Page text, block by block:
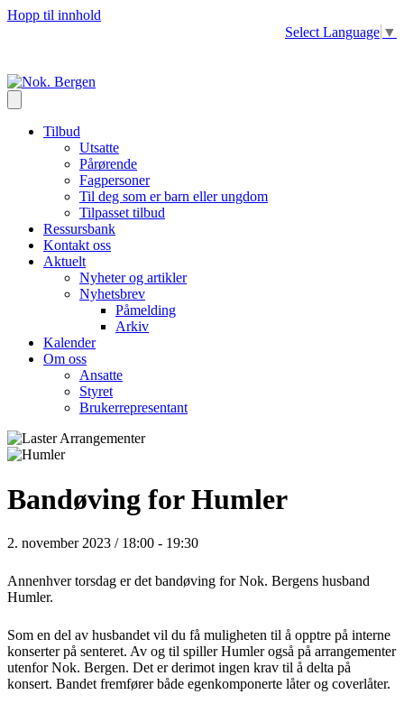
Hopp til innhold
Select Language ▼
Tilbud
Utsatte
Pårørende
Fagpersoner
Til deg som er barn eller ungdom
Tilpasset tilbud
Ressursbank
Kontakt oss
Aktuelt
Nyheter og artikler
Nyhetsbrev
Påmelding
Arkiv
Kalender
Om oss
Ansatte
Styret
Brukerrepresentant
Bandøving for Humler
2. november 2023 / 18:00 - 19:30
Annenhver torsdag er det bandøving for Nok. Bergens husband
Humler.
Som en del av husbandet vil du få muligheten til å opptre på interne
konserter på senteret. Av og til spiller Humler også på arrangementer
utenfor Nok. Bergen. Det er derimot ingen krav til å delta på
konsert. Bandet fremfører både egenkomponerte låter og coverlåter.